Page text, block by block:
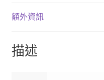
額外資訊
描述